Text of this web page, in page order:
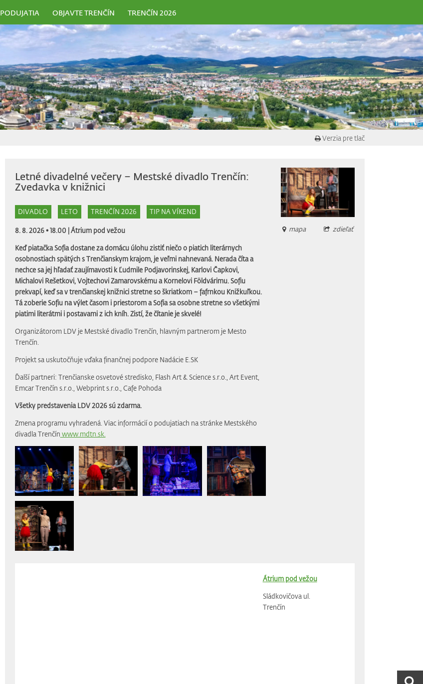
PODUJATIA OBJAVTE TRENČÍN TRENČÍN 2026
Verzia pre tlač
Letné divadelné večery – Mestské divadlo Trenčín:
Zvedavka v knižnici
DIVADLO LETO TRENČÍN 2026 TIP NA VÍKEND
8. 8. 2026 • 18.00 |Átrium pod vežou
Keď piatačka Sofia dostane za domácu úlohu zistiť niečo o piatich literárnych
osobnostiach spätých s Trenčianskym krajom, je veľmi nahnevaná. Nerada číta a
nechce sa jej hľadať zaujímavosti k Ľudmile Podjavorinskej, Karlovi Čapkovi,
Michalovi Rešetkovi, Vojtechovi Zamarovskému a Kornelovi Földvárimu. Sofiu
prekvapí, keď sa v trenčianskej knižnici stretne so škriatkom – fafrnkou Knižkuľkou.
Tá zoberie Sofiu na výlet časom i priestorom a Sofia sa osobne stretne so všetkými
piatimi literátmi i postavami z ich kníh. Zistí, že čítanie je skvelé!
Organizátorom LDV je Mestské divadlo Trenčín, hlavným partnerom je Mesto
Trenčín.
Projekt sa uskutočňuje vďaka finančnej podpore Nadácie E.SK
Ďalší partneri: Trenčianske osvetové stredisko, Flash Art & Science s.r.o., Art Event,
Emcar Trenčín s.r.o., Webprint s.r.o., Cafe Pohoda
Všetky predstavenia LDV 2026 sú zdarma.
Zmena programu vyhradená. Viac informácií o podujatiach na stránke Mestského
divadla Trenčín www.mdtn.sk.
mapa zdieľať
Átrium pod vežou
Sládkovičova ul.
Trenčín